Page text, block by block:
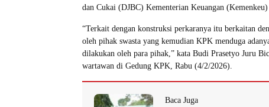
dan Cukai (DJBC) Kementerian Keuangan
“Terkait dengan konstruksi perkaranya itu berkaitan
oleh pihak swasta yang kemudian KPK menduga
dilakukan oleh para pihak,” kata Budi Prasetyo Juru
wartawan di Gedung KPK, Rabu (4/2/2026).
Baca Juga